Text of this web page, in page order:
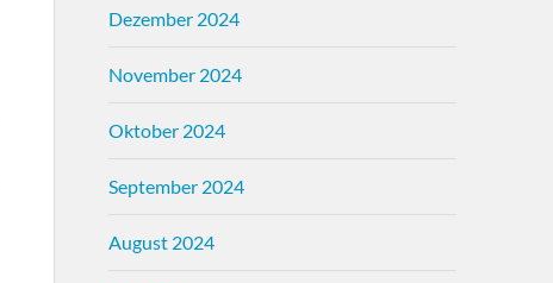
Dezember 2024
November 2024
Oktober 2024
September 2024
August 2024